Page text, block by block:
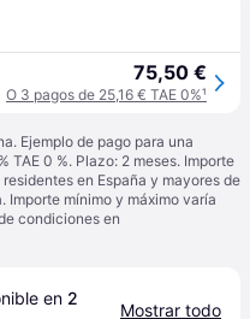
75,50 €
O 3 pagos de 25,16 € TAE 0%¹
Ejemplo de pago para una
TAE 0 %. Plazo: 2 meses. Importe
en España y mayores de
Importe mínimo y máximo varía
condiciones en
en 2
Mostrar todo